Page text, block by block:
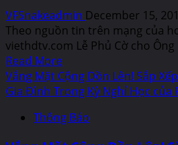
be
Held
Dec.
16
with
LIVE
Streaming
VFSnakeadmin December 15,
Theo nguồn tin trên mạng của
viethdtv.com Lễ Phủ Cờ cho Ông
Read MoreRead
more
about
sự
Vắng Mặt Cộng Dồn Lên! Sắp
Gia Đình Trong Kỳ Nghỉ Học của
Thông Báo